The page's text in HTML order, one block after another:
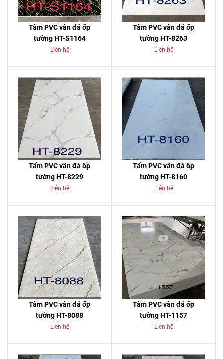
Tấm PVC vân đá ốp
tường HT-S1164
Liên hệ
Tấm PVC vân đá ốp
tường HT-8263
Liên hệ
Tấm PVC vân đá ốp
tường HT-8229
Liên hệ
Tấm PVC vân đá ốp
tường HT-8160
Liên hệ
Tấm PVC vân đá ốp
tường HT-8088
Liên hệ
Tấm PVC vân đá ốp
tường HT-1157
Liên hệ